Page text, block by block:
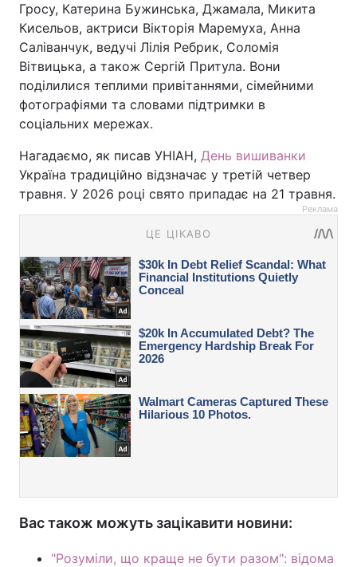
Гросу, Катерина Бужинська, Джамала, Микита
Кисельов, актриси Вікторія Маремуха, Анна
Саліванчук, ведучі Лілія Ребрик, Соломія
Вітвицька, а також Сергій Притула. Вони
поділилися теплими привітаннями, сімейними
фотографіями та словами підтримки в
соціальних мережах.
Нагадаємо, як писав УНІАН, День вишиванки
Україна традиційно відзначає у третій четвер
травня. У 2026 році свято припадає на 21 травня.
Реклама
Вас також можуть зацікавити новини:
"Розуміли, що краще не бути разом": відома